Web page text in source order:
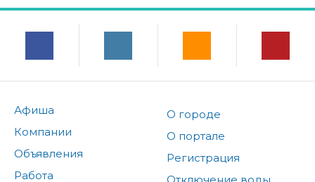
Афиша
Компании
Объявления
Работа
О городе
О портале
Регистрация